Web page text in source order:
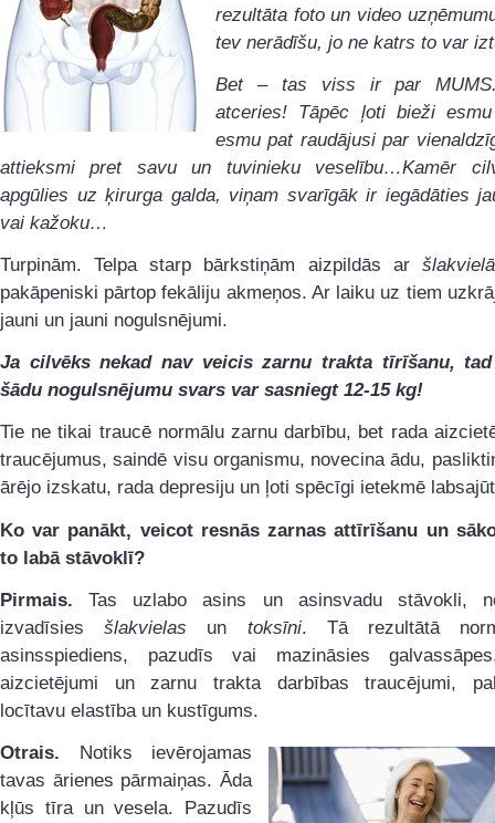
rezultāta foto un video
tev nerādīšu, jo ne katrs to var
Bet – tas viss ir par
atceries! Tāpēc ļoti bieži
esmu pat raudājusi par
attieksmi pret savu un tuvinieku veselību…Kamēr
apgūlies uz ķirurga galda, viņam svarīgāk ir iegādāties
vai kažoku…
Turpinām. Telpa starp bārkstiņām aizpildās ar
pakāpeniski pārtop fekāliju akmeņos. Ar laiku uz tiem
jauni un jauni nogulsnējumi.
Ja cilvēks nekad nav veicis zarnu trakta tīrīšanu,
šādu nogulsnējumu svars var sasniegt 12-15 kg!
Tie ne tikai traucē normālu zarnu darbību, bet rada
traucējumus, saindē visu organismu, novecina ādu,
ārējo izskatu, rada depresiju un ļoti spēcīgi ietekmē
Ko var panākt, veicot resnās zarnas attīrīšanu un
to labā stāvoklī?
Pirmais. Tas uzlabo asins un asinsvadu stāvokli,
izvadīsiesšlakvielas un toksīni. Tā rezultātā
asinsspiediens, pazudīs vai mazināsies
aizcietējumi un zarnu trakta darbības traucējumi,
locītavu elastība un kustīgums.
Otrais. Notiks ievērojamas
tavas ārienes pārmaiņas. Āda
kļūs tīra un vesela. Pazudīs